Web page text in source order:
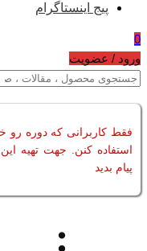
پیج اینستاگرام
0
ورود / عضویت
فقط کاربرانی که دوره رو
پیام بدید